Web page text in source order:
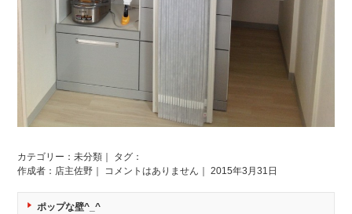
カテゴリー： 未分類 ｜ タグ：
作成者：店主佐野｜ コメントはありません ｜ 2015年3月31日
ポップな壁^_^